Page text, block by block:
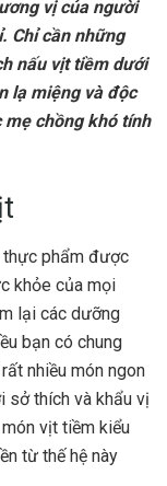
vị của người
Chỉ cần những
nấu vịt tiềm dưới
lạ miệng và độc
mẹ chồng khó tính
thực phẩm được
khỏe của mọi
lại các dưỡng
bạn có chung
nhiều món ngon
sở thích và khẩu vị
vịt tiềm kiểu
từ thế hệ này